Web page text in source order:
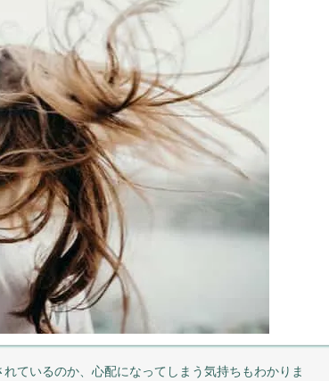
ているのか、心配になってしまう気持ちもわかりま